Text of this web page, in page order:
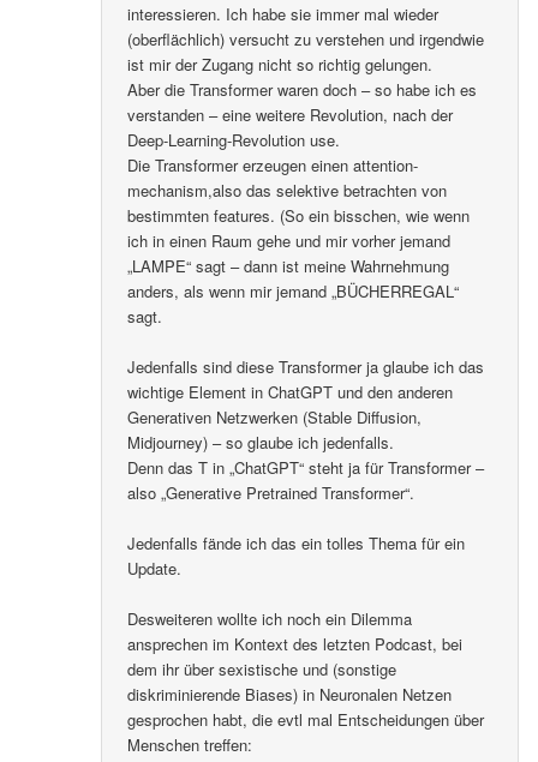
interessieren. Ich habe sie immer mal wieder
(oberflächlich) versucht zu verstehen und irgendwie
ist mir der Zugang nicht so richtig gelungen.
Aber die Transformer waren doch – so habe ich es
verstanden – eine weitere Revolution, nach der
Deep-Learning-Revolution use.
Die Transformer erzeugen einen attention-
mechanism,also das selektive betrachten von
bestimmten features. (So ein bisschen, wie wenn
ich in einen Raum gehe und mir vorher jemand
„LAMPE“ sagt – dann ist meine Wahrnehmung
anders, als wenn mir jemand „BÜCHERREGAL“
sagt.
Jedenfalls sind diese Transformer ja glaube ich das
wichtige Element in ChatGPT und den anderen
Generativen Netzwerken (Stable Diffusion,
Midjourney) – so glaube ich jedenfalls.
Denn das T in „ChatGPT“ steht ja für Transformer –
also „Generative Pretrained Transformer“.
Jedenfalls fände ich das ein tolles Thema für ein
Update.
Desweiteren wollte ich noch ein Dilemma
ansprechen im Kontext des letzten Podcast, bei
dem ihr über sexistische und (sonstige
diskriminierende Biases) in Neuronalen Netzen
gesprochen habt, die evtl mal Entscheidungen über
Menschen treffen: